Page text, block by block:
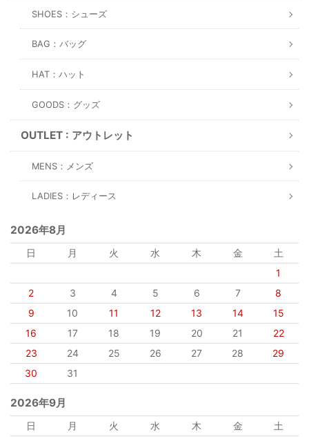
SHOES：シューズ
BAG：バッグ
HAT：ハット
GOODS：グッズ
OUTLET : アウトレット
MENS：メンズ
LADIES：レディース
2026年8月
日 月 火 水 木 金
土
1
2
3 4 5 6 7
8
9
10 11 12 13 14
15
16
17 18 19 20 21
22
23
24 25 26 27 28
29
30
31
2026年9月
日 月 火 水 木 金
土